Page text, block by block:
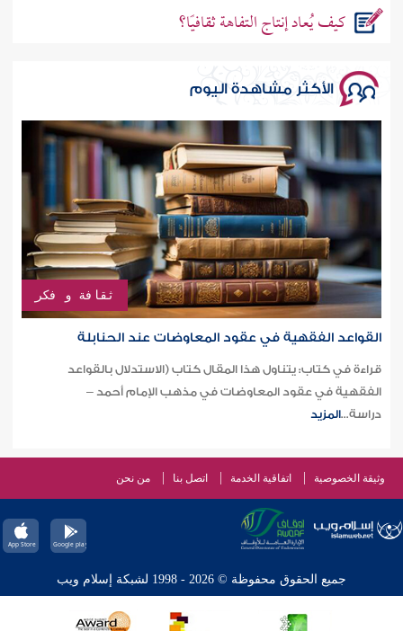
كيف يُعاد إنتاج التفاهة ثقافيًا؟
الأكثر مشاهدة اليوم
ثقافة و فكر
القواعد الفقهية في عقود المعاوضات عند الحنابلة
قراءة في كتاب: يتناول هذا المقال كتاب (الاستدلال بالقواعد
الفقهية في عقود المعاوضات في مذهب الإمام أحمد –
دراسة...المزيد
وثيقة الخصوصية اتفاقية الخدمة اتصل بنا من نحن
جميع الحقوق محفوظة © 2026 - 1998 لشبكة إسلام ويب